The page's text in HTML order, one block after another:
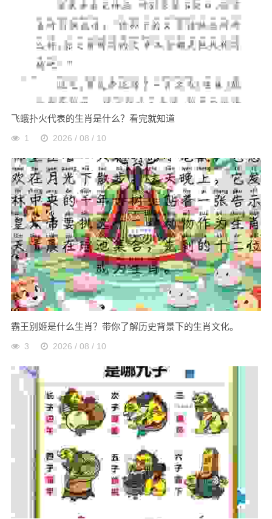
飞蛾扑火代表的生肖是什么？看完就知道
1 2026 / 08 / 10
霸王别姬是什么生肖？带你了解历史背景下的生肖文化。
3 2026 / 08 / 10